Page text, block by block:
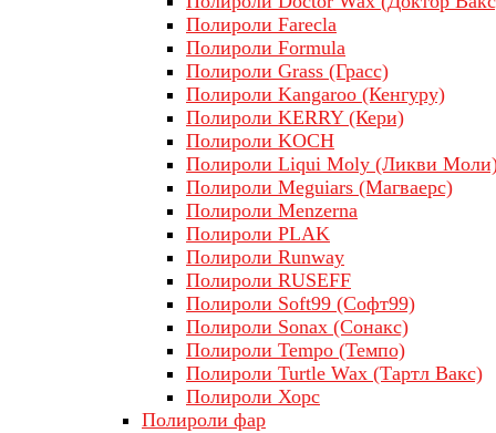
Полироли Farecla
Полироли Formula
Полироли Grass (Грасс)
Полироли Kangaroo (Кенгуру)
Полироли KERRY (Кери)
Полироли KOCH
Полироли Liqui Moly (Ликви
Полироли Meguiars (Магваерс)
Полироли Menzerna
Полироли PLAK
Полироли Runway
Полироли RUSEFF
Полироли Soft99 (Софт99)
Полироли Sonax (Сонакс)
Полироли Tempo (Темпо)
Полироли Turtle Wax (Тартл Вакс)
Полироли Хорс
Полироли фар